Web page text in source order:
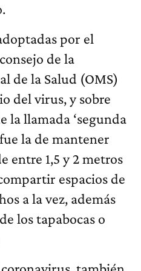
por el
de la
de la Salud (OMS)
del virus, y sobre
la llamada ‘segunda
la de mantener
entre 1,5 y 2 metros
espacios de
a la vez, además
los tapabocas o